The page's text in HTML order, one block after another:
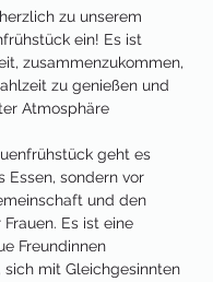
zu unserem
ein! Es ist
zusammenzukommen,
zu genießen und
Atmosphäre
geht es
Essen, sondern vor
und den
Es ist eine
Freundinnen
sich mit Gleichgesinnten